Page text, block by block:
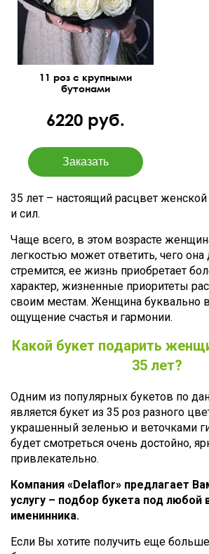
11 роз с крупными
бутонами
6220 руб.
35 лет – настоящий расцвет
и сил.
Чаще всего, в этом возрасте
легкостью может ответить, чего
стремится, ее жизнь приобретает
характер, жизненные приоритеты
своим местам. Женщина буквально
ощущение счастья и гармонии.
Какой букет подарить
35 лет?
Одним из популярных букетов по
является букет из 35 роз разного
украшенный зеленью и веточками
будет смотреться очень достойно,
привлекательно.
Компания «Delaflor» предлагает
услугу – подбор букета под любой
именинника.
Если Вы хотите получить еще